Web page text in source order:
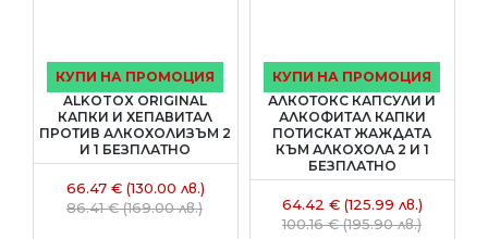
КУПИ НА ПРОМОЦИЯ
ALKOTOX ORIGINAL
КАПКИ И ХЕПАВИТАЛ
ПРОТИВ АЛКОХОЛИЗЪМ 2
И 1 БЕЗПЛАТНО
66.47 € (130.00 лв.)
86.41 € (169.00 лв.)
КУПИ НА ПРОМОЦИЯ
АЛКОТОКС КАПСУЛИ И
АЛКОФИТАЛ КАПКИ
ПОТИСКАТ ЖАЖДАТА
КЪМ АЛКОХОЛА 2 И 1
БЕЗПЛАТНО
64.42 € (125.99 лв.)
100.16 € (195.90 лв.)